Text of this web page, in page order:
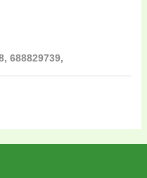
688829739,